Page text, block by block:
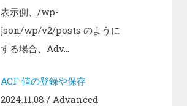
表示側、/wp-
json/wp/v2/posts のように
する場合、Adv...
ACF 値の登録や保存
2024.11.08 / Advanced